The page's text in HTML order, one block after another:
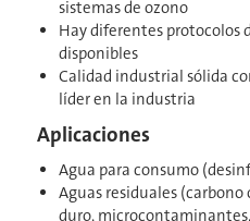
sistemas de ozono
Hay diferentes protocolos
disponibles
Calidad industrial sólida
líder en la industria
Aplicaciones
Agua para consumo
Aguas residuales
duro,